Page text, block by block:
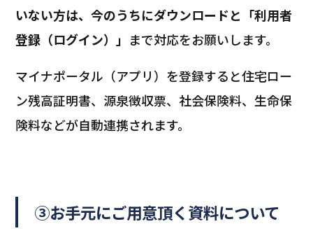
いない方は、今のうちにダウンロードと「利用者
登録（ログイン）」 まで対応をお願いします。
マイナポータル（アプリ）を登録すると住宅ロー
ン残高証明書、源泉徴収票、社会保険料、生命保
険料などが自動連携されます。
③お手元にご用意頂く資料について